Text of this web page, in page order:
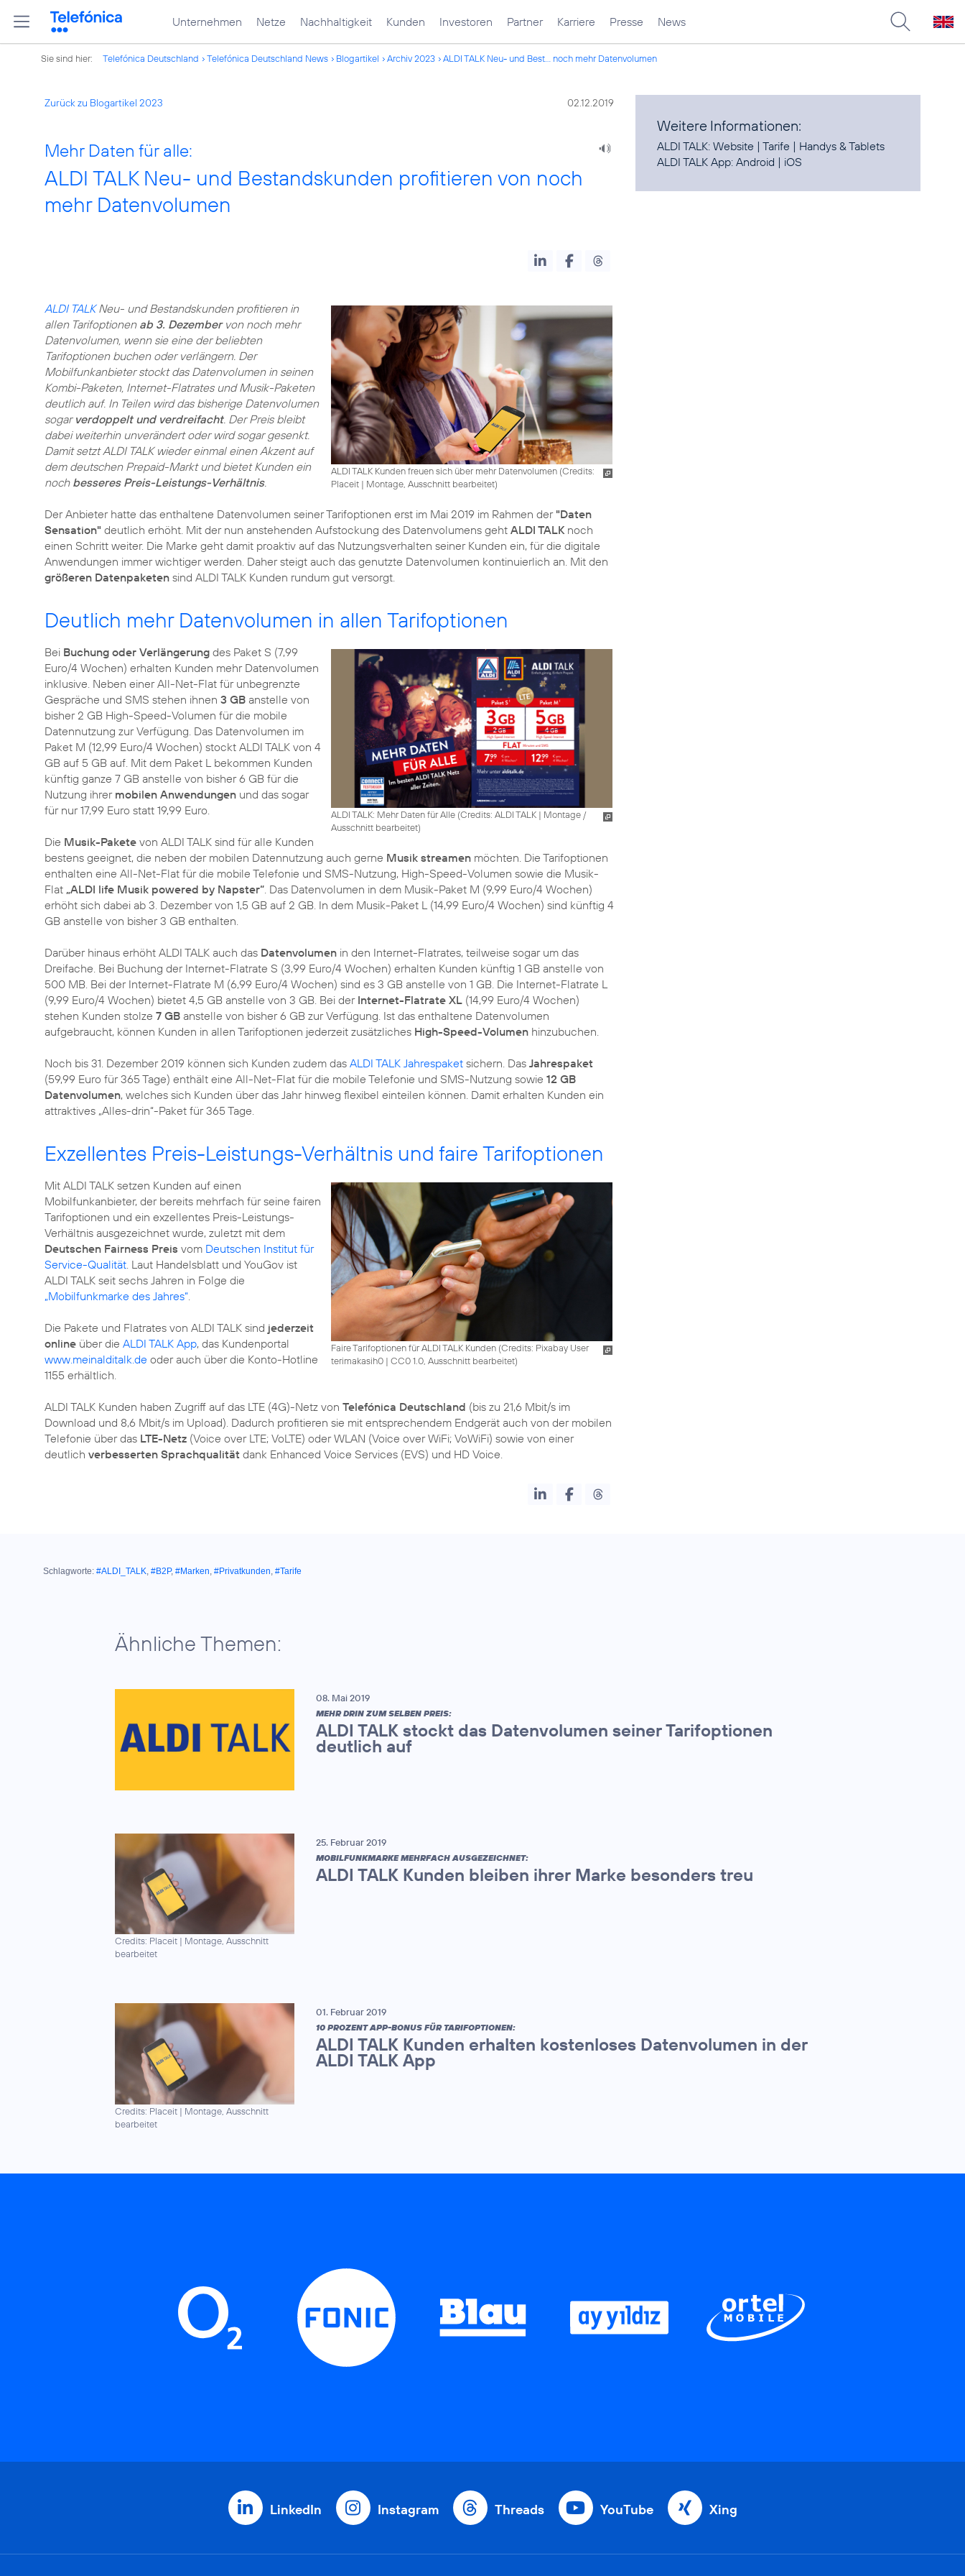
Unternehmen Netze Nachhaltigkeit Kunden Investoren Partner Karriere Presse News
Sie sind hier: Telefónica Deutschland Telefónica Deutschland News Blogartikel Archiv 2023 ALDI TALK Neu- und Best... noch mehr Datenvolumen
Zurück zu Blogartikel 2023 02.12.2019
Mehr Daten für alle:
ALDI TALK Neu- und Bestandskunden profitieren von noch
mehr Datenvolumen
ALDI TALK Kunden freuen sich über mehr Datenvolumen (Credits:
Placeit| Montage, Ausschnitt bearbeitet)
ALDI TALKNeu- und Bestandskunden profitieren in
allen Tarifoptionen ab 3. Dezembervon noch mehr
Datenvolumen, wenn sie eine der beliebten
Tarifoptionen buchen oder verlängern. Der
Mobilfunkanbieter stockt das Datenvolumen in seinen
Kombi-Paketen, Internet-Flatrates und Musik-Paketen
deutlich auf. In Teilen wird das bisherige Datenvolumen
sogar verdoppelt und verdreifacht. Der Preis bleibt
dabei weiterhin unverändert oder wird sogar gesenkt.
Damit setzt ALDI TALK wieder einmal einen Akzent auf
dem deutschen Prepaid-Markt und bietet Kunden ein
noch besseres Preis-Leistungs-Verhältnis.
Der Anbieter hatte das enthaltene Datenvolumen seiner Tarifoptionen erst im Mai 2019 im Rahmen der "Daten
Sensation" deutlich erhöht. Mit der nun anstehenden Aufstockung des Datenvolumens geht ALDI TALKnoch
einen Schritt weiter. Die Marke geht damit proaktiv auf das Nutzungsverhalten seiner Kunden ein, für die digitale
Anwendungen immer wichtiger werden. Daher steigt auch das genutzte Datenvolumen kontinuierlich an. Mit den
größeren Datenpaketen sind ALDI TALK Kunden rundum gut versorgt.
Deutlich mehr Datenvolumen in allen Tarifoptionen
ALDI TALK: Mehr Daten für Alle (Credits: ALDI TALK| Montage /
Ausschnitt bearbeitet)
Bei Buchung oder Verlängerung des Paket S (7,99
Euro/4 Wochen) erhalten Kunden mehr Datenvolumen
inklusive. Neben einer All-Net-Flat für unbegrenzte
Gespräche und SMS stehen ihnen 3 GB anstelle von
bisher 2 GB High-Speed-Volumen für die mobile
Datennutzung zur Verfügung. Das Datenvolumen im
Paket M (12,99 Euro/4 Wochen) stockt ALDI TALK von 4
GB auf 5 GB auf. Mit dem Paket L bekommen Kunden
künftig ganze 7 GB anstelle von bisher 6 GB für die
Nutzung ihrer mobilen Anwendungen und das sogar
für nur 17,99 Euro statt 19,99 Euro.
Die Musik-Pakete von ALDI TALK sind für alle Kunden
bestens geeignet, die neben der mobilen Datennutzung auch gerne Musik streamen möchten. Die Tarifoptionen
enthalten eine All-Net-Flat für die mobile Telefonie und SMS-Nutzung, High-Speed-Volumen sowie die Musik-
Flat „ALDI life Musik powered by Napster“. Das Datenvolumen in dem Musik-Paket M (9,99 Euro/4 Wochen)
erhöht sich dabei ab 3. Dezember von 1,5 GB auf 2 GB. In dem Musik-Paket L (14,99 Euro/4 Wochen) sind künftig 4
GB anstelle von bisher 3 GB enthalten.
Darüber hinaus erhöht ALDI TALK auch das Datenvolumen in den Internet-Flatrates, teilweise sogar um das
Dreifache. Bei Buchung der Internet-Flatrate S (3,99 Euro/4 Wochen) erhalten Kunden künftig 1 GB anstelle von
500 MB. Bei der Internet-Flatrate M (6,99 Euro/4 Wochen) sind es 3 GB anstelle von 1 GB. Die Internet-Flatrate L
(9,99 Euro/4 Wochen) bietet 4,5 GB anstelle von 3 GB. Bei der Internet-Flatrate XL (14,99 Euro/4 Wochen)
stehen Kunden stolze 7 GB anstelle von bisher 6 GB zur Verfügung. Ist das enthaltene Datenvolumen
aufgebraucht, können Kunden in allen Tarifoptionen jederzeit zusätzliches High-Speed-Volumen hinzubuchen.
Noch bis 31. Dezember 2019 können sich Kunden zudem das ALDI TALK Jahrespaket sichern. Das Jahrespaket
(59,99 Euro für 365 Tage) enthält eine All-Net-Flat für die mobile Telefonie und SMS-Nutzung sowie 12 GB
Datenvolumen, welches sich Kunden über das Jahr hinweg flexibel einteilen können. Damit erhalten Kunden ein
attraktives „Alles-drin“-Paket für 365 Tage.
Exzellentes Preis-Leistungs-Verhältnis und faire Tarifoptionen
Faire Tarifoptionen für ALDI TALK Kunden (Credits: Pixabay User
terimakasih0| CC0 1.0, Ausschnitt bearbeitet)
Mit ALDI TALK setzen Kunden auf einen
Mobilfunkanbieter, der bereits mehrfach für seine fairen
Tarifoptionen und ein exzellentes Preis-Leistungs-
Verhältnis ausgezeichnet wurde, zuletzt mit dem
Deutschen Fairness Preis vom Deutschen Institut für
Service-Qualität. Laut Handelsblatt und YouGov ist
ALDI TALK seit sechs Jahren in Folge die
„Mobilfunkmarke des Jahres“.
Die Pakete und Flatrates von ALDI TALK sind jederzeit
online über die ALDI TALK App, das Kundenportal
www.meinalditalk.de oder auch über die Konto-Hotline
1155 erhältlich.
ALDI TALK Kunden haben Zugriff auf das LTE (4G)-Netz von Telefónica Deutschland (bis zu 21,6 Mbit/s im
Download und 8,6 Mbit/s im Upload). Dadurch profitieren sie mit entsprechendem Endgerät auch von der mobilen
Telefonie über das LTE-Netz (Voice over LTE; VoLTE) oder WLAN (Voice over WiFi; VoWiFi) sowie von einer
deutlich verbesserten Sprachqualität dank Enhanced Voice Services (EVS) und HD Voice.
Weitere Informationen:
ALDI TALK:Website |Tarife | Handys & Tablets
ALDI TALK App:Android | iOS
Schlagworte: #ALDI_TALK, #B2P, #Marken, #Privatkunden, #Tarife
Ähnliche Themen:
08. Mai 2019
MEHR DRIN ZUM SELBEN PREIS:
ALDI TALK stockt das Datenvolumen seiner Tarifoptionen
deutlich auf
Credits: Placeit | Montage, Ausschnitt
bearbeitet
25. Februar 2019
MOBILFUNKMARKE MEHRFACH AUSGEZEICHNET:
ALDI TALK Kunden bleiben ihrer Marke besonders treu
Credits: Placeit | Montage, Ausschnitt
bearbeitet
01. Februar 2019
10 PROZENT APP-BONUS FÜR TARIFOPTIONEN:
ALDI TALK Kunden erhalten kostenloses Datenvolumen in der
ALDI TALK App
LinkedIn Instagram Threads YouTube Xing